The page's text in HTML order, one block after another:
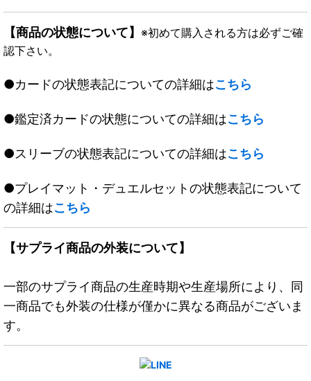
【商品の状態について】 ※初めて購入される方は必ずご確
認下さい。
●カードの状態表記についての詳細はこちら
●鑑定済カードの状態についての詳細はこちら
●スリーブの状態表記についての詳細はこちら
●プレイマット・デュエルセットの状態表記について
の詳細はこちら
【サプライ商品の外装について】
一部のサプライ商品の生産時期や生産場所により、同
一商品でも外装の仕様が僅かに異なる商品がございま
す。